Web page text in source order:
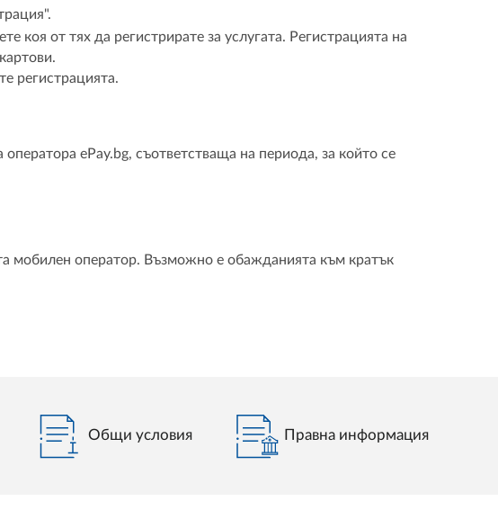
коя от тях да регистрирате за услугата. Регистрацията на
регистрацията.
ePay.bg, съответстваща на периода, за който се
мобилен оператор. Възможно е обажданията към кратък
Общи условия Правна информация